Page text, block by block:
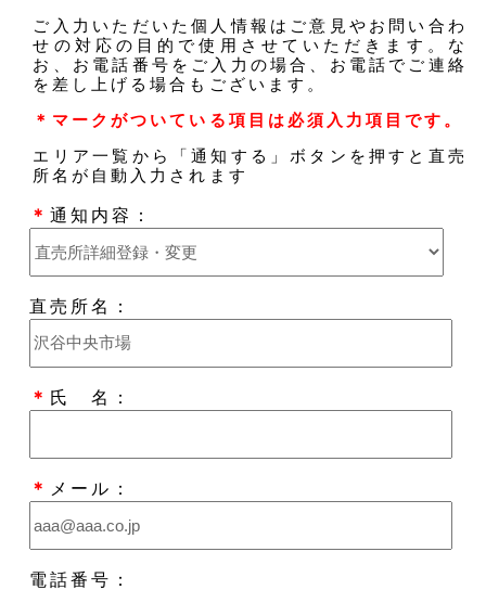
ご入力いただいた個人情報はご意見やお問い合わ
せの対応の目的で使用させていただきます。な
お、お電話番号をご入力の場合、お電話でご連絡
を差し上げる場合もございます。
＊マークがついている項目は必須入力項目です。
エリア一覧から「通知する」ボタンを押すと直売
所名が自動入力されます
＊通知内容：
直売所名：
＊ 氏 名：
＊ メール：
電話番号：